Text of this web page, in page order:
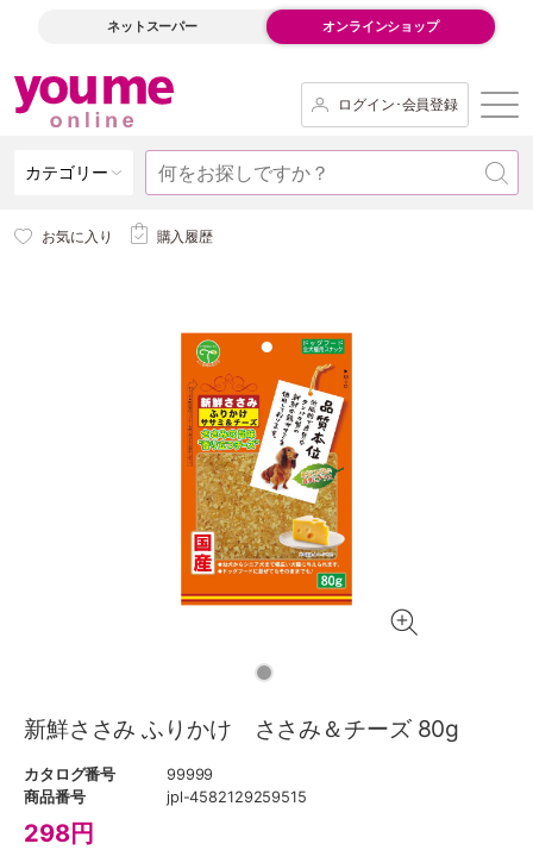
ネットスーパー オンラインショップ
ログイン･会員登録
カテゴリー
お気に入り 購入履歴
新鮮ささみ ふりかけ ささみ＆チーズ 80g
カタログ番号
99999
商品番号
jpl-4582129259515
298円